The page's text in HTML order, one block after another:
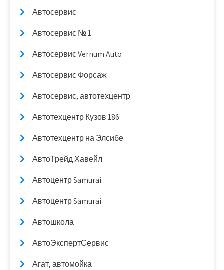
Автосервис
Автосервис № 1
Автосервис Vernum Auto
Автосервис Форсаж
Автосервис, автотехцентр
Автотехцентр Кузов 186
Автотехцентр на Элсибе
АвтоТрейд Хавейл
Автоцентр Samurai
Автоцентр Samurai
Автошкола
АвтоЭкспертСервис
Агат, автомойка